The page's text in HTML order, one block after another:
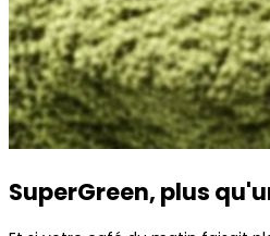
SuperGreen, plus